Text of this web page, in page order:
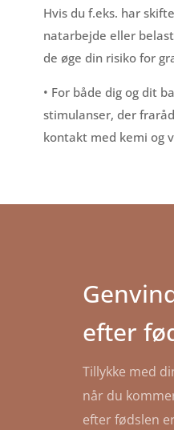
Hvis du f.eks. har
natarbejde eller
de øge din risiko for
• For både dig og dit
stimulanser, der
kontakt med kemi og
efter
Tillykke med
når du
efter fødslen